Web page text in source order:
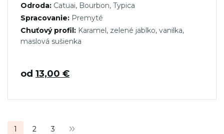
Odroda: Catuai, Bourbon, Typica
Spracovanie: Premyté
Chuťový profil: Karamel, zelené jablko, vanilka,
maslová sušienka
od 13,00 €
1 2 3